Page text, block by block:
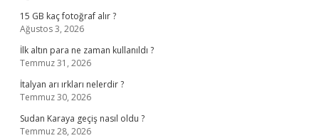
15 GB kaç fotoğraf alır ?
Ağustos 3, 2026
İlk altın para ne zaman kullanıldı ?
Temmuz 31, 2026
İtalyan arı ırkları nelerdir ?
Temmuz 30, 2026
Sudan Karaya geçiş nasıl oldu ?
Temmuz 28, 2026